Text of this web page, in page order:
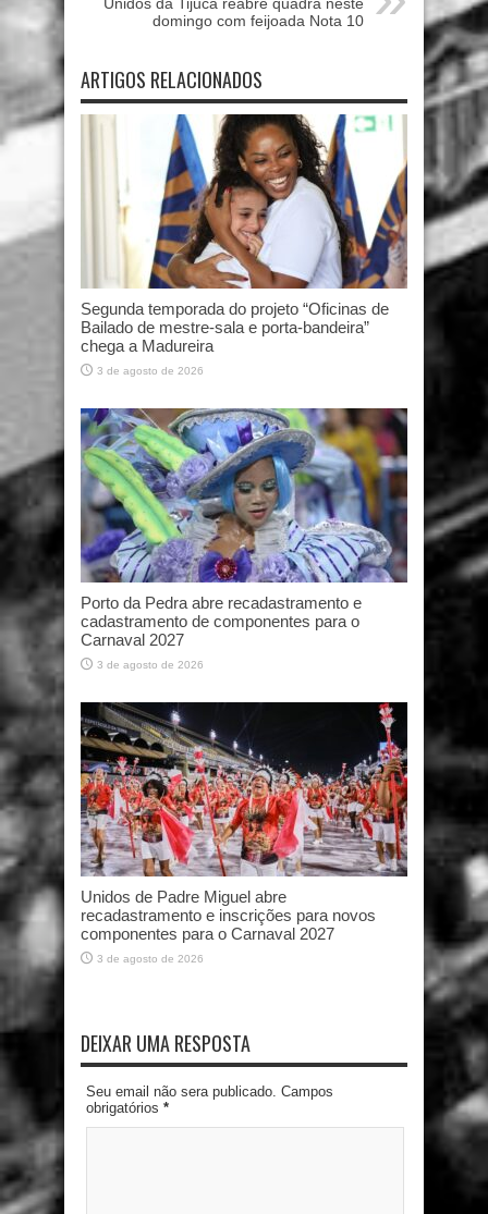
domingo com feijoada Nota 10
ARTIGOS RELACIONADOS
Segunda temporada do projeto “Oficinas de
Bailado de mestre-sala e porta-bandeira”
chega a Madureira
3 de agosto de 2026
Porto da Pedra abre recadastramento e
cadastramento de componentes para o
Carnaval 2027
3 de agosto de 2026
Unidos de Padre Miguel abre
recadastramento e inscrições para novos
componentes para o Carnaval 2027
3 de agosto de 2026
DEIXAR UMA RESPOSTA
Seu email não sera publicado. Campos
obrigatórios *